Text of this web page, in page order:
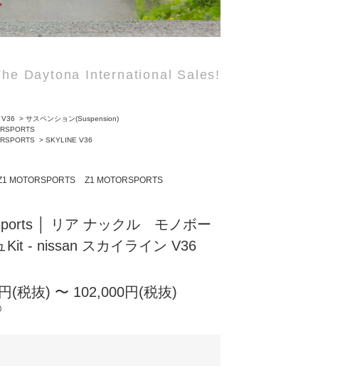
Daytona International Sales!
> サスペンション(Suspension)
> SKYLINE V36
MOTORSPORTS
Z1 MOTORSPORTS
│ リア ナックル モノボー
Kit - nissan スカイライン V36
(税抜) 〜 102,000円(税抜)